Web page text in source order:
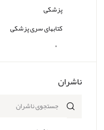
پزشکی
کتابهای سری پزشکی
سایر
ناشران